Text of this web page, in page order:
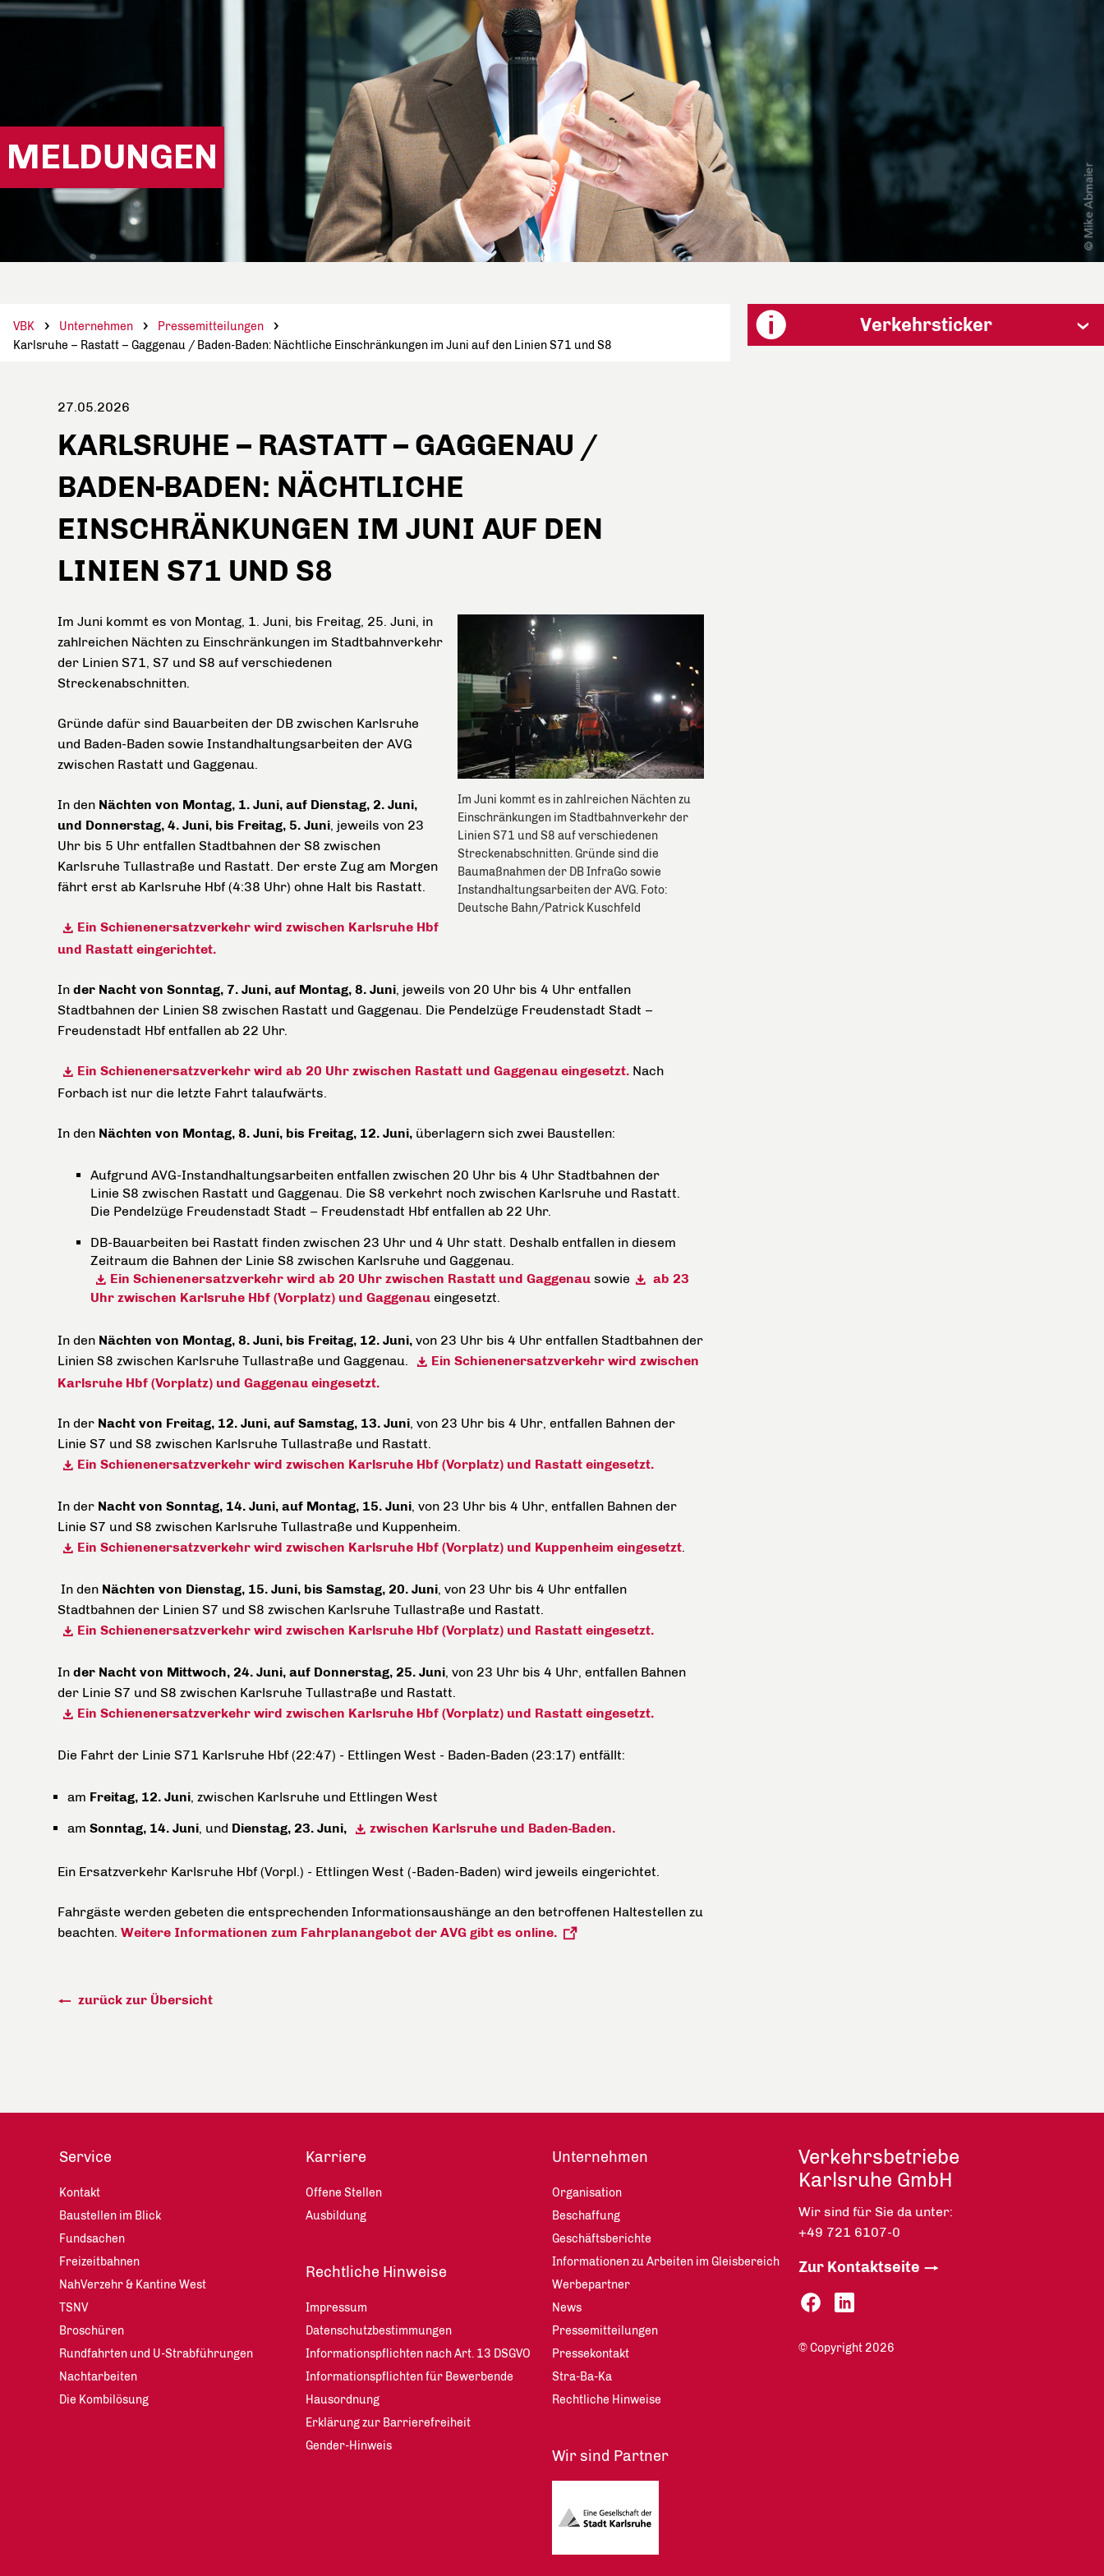
MELDUNGEN
VBK Unternehmen
Pressemitteilungen
Karlsruhe – Rastatt – Gaggenau / Baden-Baden: Nächtliche Einschränkungen im Juni auf den Linien S71 und S8
27.05.2026
KARLSRUHE – RASTATT – GAGGENAU /
BADEN-BADEN: NÄCHTLICHE
EINSCHRÄNKUNGEN IM JUNI AUF DEN
LINIEN S71 UND S8
Im Juni kommt es in zahlreichen Nächten zu
Einschränkungen im Stadtbahnverkehr der
Linien S71 und S8 auf verschiedenen
Streckenabschnitten. Gründe sind die
Baumaßnahmen der DB InfraGo sowie
Instandhaltungsarbeiten der AVG. Foto:
Deutsche Bahn/Patrick Kuschfeld
Im Juni kommt es von Montag, 1. Juni, bis Freitag, 25. Juni, in
zahlreichen Nächten zu Einschränkungen im Stadtbahnverkehr
der Linien S71, S7 und S8 auf verschiedenen
Streckenabschnitten.
Gründe dafür sind Bauarbeiten der DB zwischen Karlsruhe
und Baden-Baden sowie Instandhaltungsarbeiten der AVG
zwischen Rastatt und Gaggenau.
In den Nächten von Montag, 1. Juni, auf Dienstag, 2. Juni,
und Donnerstag, 4. Juni, bis Freitag, 5. Juni, jeweils von 23
Uhr bis 5 Uhr entfallen Stadtbahnen der S8 zwischen
Karlsruhe Tullastraße und Rastatt. Der erste Zug am Morgen
fährt erst ab Karlsruhe Hbf (4:38 Uhr) ohne Halt bis Rastatt.
Ein Schienenersatzverkehr wird zwischen Karlsruhe Hbf
und Rastatt eingerichtet.
In der Nacht von Sonntag, 7. Juni, auf Montag, 8. Juni, jeweils von 20 Uhr bis 4 Uhr entfallen
Stadtbahnen der Linien S8 zwischen Rastatt und Gaggenau. Die Pendelzüge Freudenstadt Stadt –
Freudenstadt Hbf entfallen ab 22 Uhr.
Ein Schienenersatzverkehr wird ab 20 Uhr zwischen Rastatt und Gaggenau eingesetzt. Nach
Forbach ist nur die letzte Fahrt talaufwärts.
In den Nächten von Montag, 8. Juni, bis Freitag, 12. Juni, überlagern sich zwei Baustellen:
Aufgrund AVG-Instandhaltungsarbeiten entfallen zwischen 20 Uhr bis 4 Uhr Stadtbahnen der
Linie S8 zwischen Rastatt und Gaggenau. Die S8 verkehrt noch zwischen Karlsruhe und Rastatt.
Die Pendelzüge Freudenstadt Stadt – Freudenstadt Hbf entfallen ab 22 Uhr.
DB-Bauarbeiten bei Rastatt finden zwischen 23 Uhr und 4 Uhr statt. Deshalb entfallen in diesem
Zeitraum die Bahnen der Linie S8 zwischen Karlsruhe und Gaggenau.
Ein Schienenersatzverkehr wird ab 20 Uhr zwischen Rastatt und Gaggenau sowie
ab 23
Uhr zwischen Karlsruhe Hbf (Vorplatz) und Gaggenau eingesetzt.
In den Nächten von Montag, 8. Juni, bis Freitag, 12. Juni, von 23 Uhr bis 4 Uhr entfallen Stadtbahnen der
Linien S8 zwischen Karlsruhe Tullastraße und Gaggenau.
Ein Schienenersatzverkehr wird zwischen
Karlsruhe Hbf (Vorplatz) und Gaggenau eingesetzt.
In der Nacht von Freitag, 12. Juni, auf Samstag, 13. Juni, von 23 Uhr bis 4 Uhr, entfallen Bahnen der
Linie S7 und S8 zwischen Karlsruhe Tullastraße und Rastatt.
Ein Schienenersatzverkehr wird zwischen Karlsruhe Hbf (Vorplatz) und Rastatt eingesetzt.
In der Nacht von Sonntag, 14. Juni, auf Montag, 15. Juni, von 23 Uhr bis 4 Uhr, entfallen Bahnen der
Linie S7 und S8 zwischen Karlsruhe Tullastraße und Kuppenheim.
Ein Schienenersatzverkehr wird zwischen Karlsruhe Hbf (Vorplatz) und Kuppenheim eingesetzt.
In den Nächten von Dienstag, 15. Juni, bis Samstag, 20. Juni, von 23 Uhr bis 4 Uhr entfallen
Stadtbahnen der Linien S7 und S8 zwischen Karlsruhe Tullastraße und Rastatt.
Ein Schienenersatzverkehr wird zwischen Karlsruhe Hbf (Vorplatz) und Rastatt eingesetzt.
In der Nacht von Mittwoch, 24. Juni, auf Donnerstag, 25. Juni, von 23 Uhr bis 4 Uhr, entfallen Bahnen
der Linie S7 und S8 zwischen Karlsruhe Tullastraße und Rastatt.
Ein Schienenersatzverkehr wird zwischen Karlsruhe Hbf (Vorplatz) und Rastatt eingesetzt.
Die Fahrt der Linie S71 Karlsruhe Hbf (22:47) - Ettlingen West - Baden-Baden (23:17) entfällt:
am Freitag, 12. Juni, zwischen Karlsruhe und Ettlingen West
am Sonntag, 14. Juni, und Dienstag, 23. Juni, zwischen Karlsruhe und Baden-Baden.
Ein Ersatzverkehr Karlsruhe Hbf (Vorpl.) - Ettlingen West (-Baden-Baden) wird jeweils eingerichtet.
Fahrgäste werden gebeten die entsprechenden Informationsaushänge an den betroffenen Haltestellen zu
beachten. Weitere Informationen zum Fahrplanangebot der AVG gibt es online.
zurück zur Übersicht
Verkehrsticker
Service
Kontakt
Baustellen im Blick
Fundsachen
Freizeitbahnen
NahVerzehr & Kantine West
TSNV
Broschüren
Rundfahrten und U-Strabführungen
Nachtarbeiten
Die Kombilösung
Karriere
Offene Stellen
Ausbildung
Rechtliche Hinweise
Impressum
Datenschutzbestimmungen
Informationspflichten nach Art. 13 DSGVO
Informationspflichten für Bewerbende
Hausordnung
Erklärung zur Barrierefreiheit
Gender-Hinweis
Unternehmen
Organisation
Beschaffung
Geschäftsberichte
Informationen zu Arbeiten im Gleisbereich
Werbepartner
News
Pressemitteilungen
Pressekontakt
Stra-Ba-Ka
Rechtliche Hinweise
Wir sind Partner
Verkehrsbetriebe
Karlsruhe GmbH
Wir sind für Sie da unter:
+49 721 6107-0
Zur Kontaktseite
© Copyright 2026